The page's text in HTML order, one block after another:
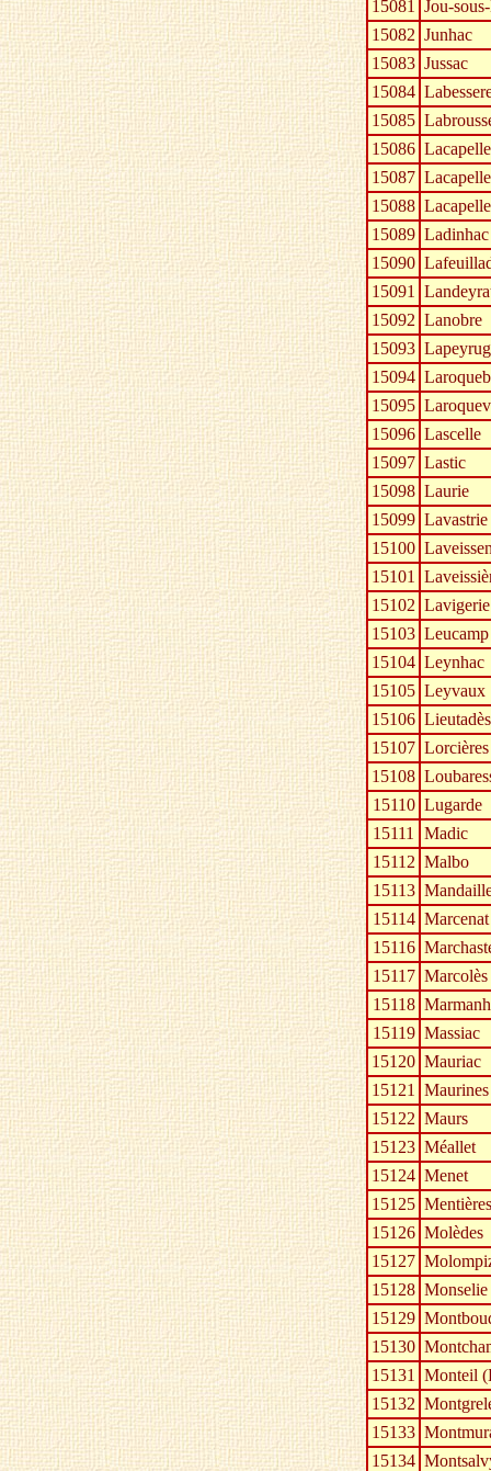
15081 Jou-
15082 Junhac
15083 Jussac
15084
15085
15086
15087
15088
15089 Ladinhac
15090
15091
15092 Lanobre
15093
15094
15095
15096 Lascelle
15097 Lastic
15098 Laurie
15099 Lavastrie
15100
15101
15102 Lavigerie
15103 Leucamp
15104 Leynhac
15105 Leyvaux
15106 Lieutadès
15107 Lorcières
15108
15110 Lugarde
15111 Madic
15112 Malbo
15113
15114 Marcenat
15116
15117 Marcolès
15118
15119 Massiac
15120 Mauriac
15121 Maurines
15122 Maurs
15123 Méallet
15124 Menet
15125 Mentières
15126 Molèdes
15127
15128
15129
15130
15131 Monteil
15132
15133
15134